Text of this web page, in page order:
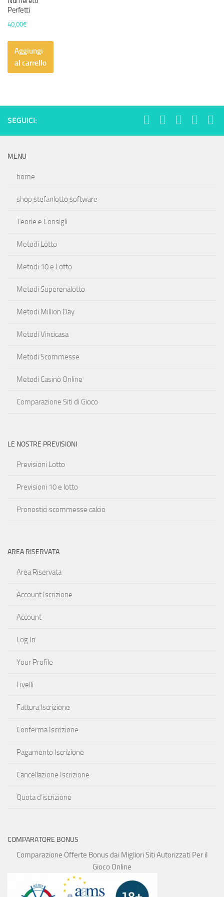
Perfetti
40,00€
Aggiungi
al carrello
SEGUICI:
MENU
home
shop stefanlotto software
Teorie e Consigli
Metodi Lotto
Metodi 10 e Lotto
Metodi Superenalotto
Metodi Million Day
Metodi Vincicasa
Metodi Scommesse
Metodi Casinò Online
Comparazione Siti di Gioco
LE NOSTRE PREVISIONI
Previsioni Lotto
Previsioni 10 e lotto
Pronostici scommesse calcio
AREA RISERVATA
Area Riservata
Account Iscrizione
Account
Log In
Your Profile
Livelli
Fattura Iscrizione
Conferma Iscrizione
Pagamento Iscrizione
Cancellazione Iscrizione
Quota d’iscrizione
COMPARATORE BONUS
Comparazione Offerte Bonus dai Migliori Siti Autorizzati Per il
Gioco Online